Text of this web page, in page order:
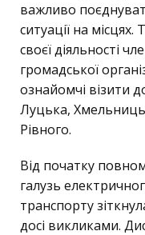
важливо
ситуації на
своєї діяльності
громадської
ознайомчі візити
Луцька,
Рівного.
Від початку
галузь
транспорту
досі викликами.